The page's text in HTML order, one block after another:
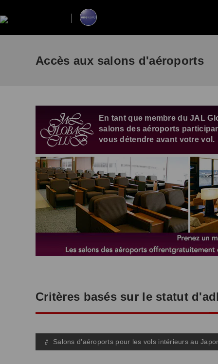
Accès aux salons d'aéroports
En tant que membre du JAL
salons des aéroports
vous détendre avant votre vol.
Critères basés sur le statut
Salons d'aéroports pour les vols intérieurs au